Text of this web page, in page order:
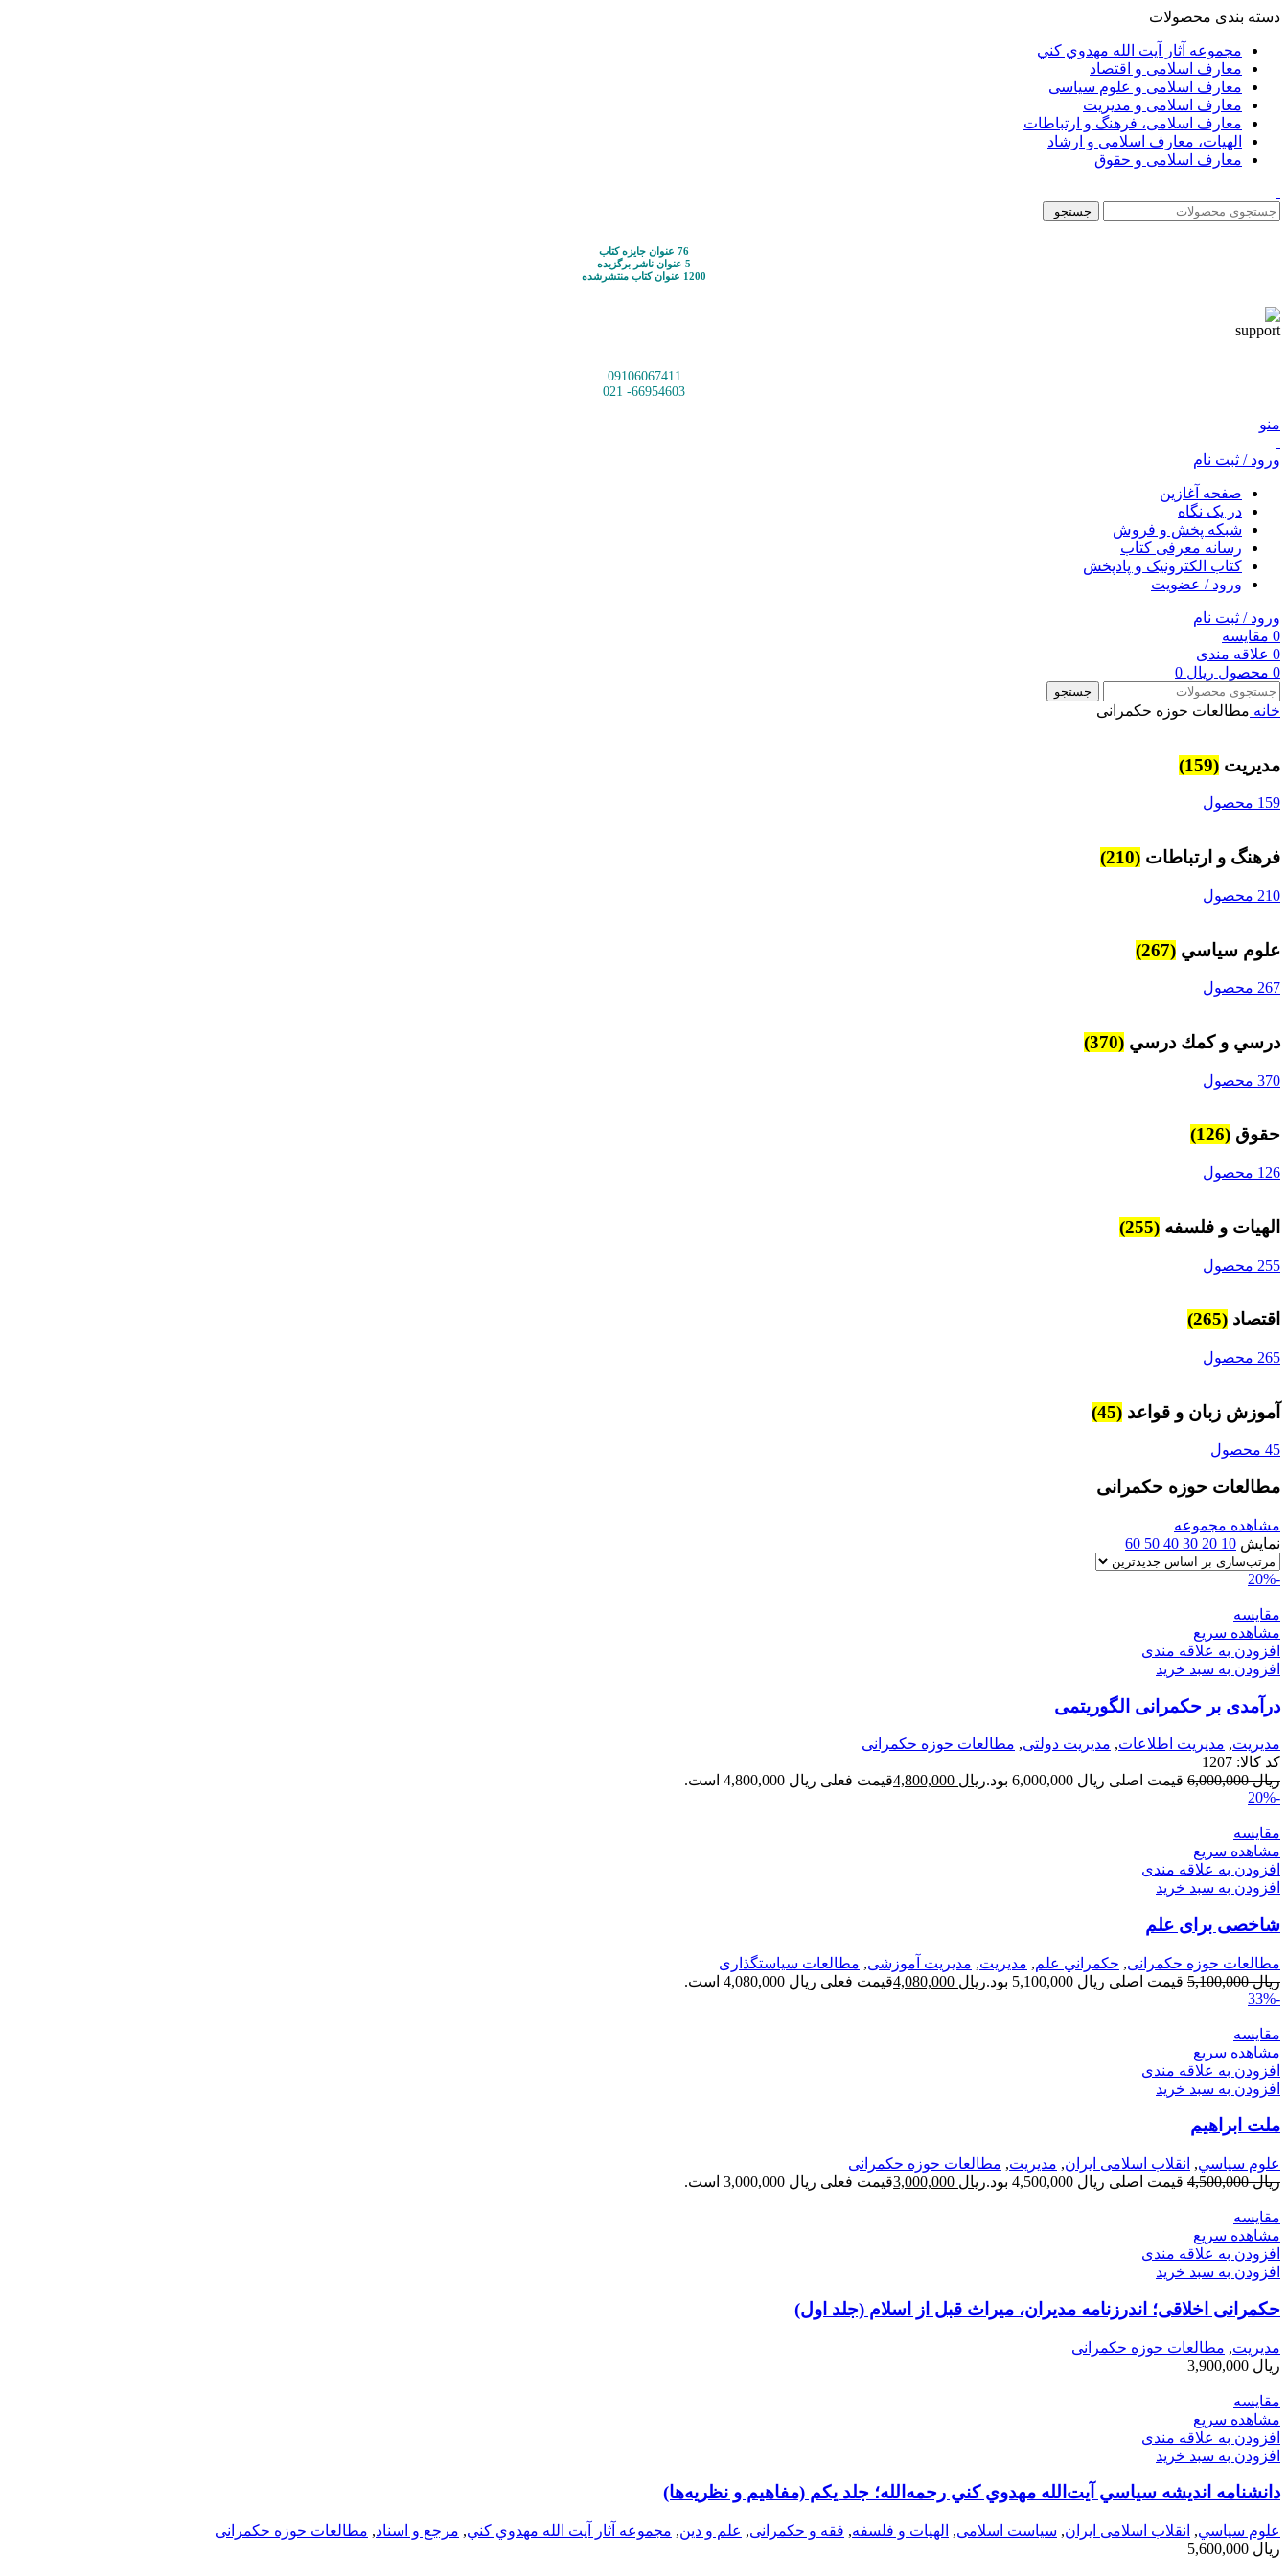
دسته بندی محصولات
مجموعه آثار آيت الله مهدوي كني
معارف اسلامی و اقتصاد
معارف اسلامی و علوم سیاسی
معارف اسلامی و مدیریت
معارف اسلامی، فرهنگ و ارتباطات
الهیات، معارف اسلامی و ارشاد
معارف اسلامی و حقوق
جستجو
76 عنوان جایزه کتاب
5 عنوان ناشر برگزیده
1200 عنوان کتاب منتشرشده
09106067411
66954603- 021
منو
ورود / ثبت نام
صفحه آغازین
در یک نگاه
شبکه پخش و فروش
رسانه معرفی کتاب
کتاب الکترونیک و پادپخش
ورود / عضویت
ورود / ثبت نام
0 مقایسه
0 علاقه مندی
0 محصول ریال
جستجو
خانه مطالعات حوزه حکمرانی
مديريت (159)
159 محصول
فرهنگ و ارتباطات (210)
210 محصول
علوم سياسي (267)
267 محصول
درسي و كمك درسي (370)
370 محصول
حقوق (126)
126 محصول
الهیات و فلسفه (255)
255 محصول
اقتصاد (265)
265 محصول
آموزش زبان و قواعد (45)
45 محصول
مطالعات حوزه حکمرانی
مشاهده مجموعه
نمایش 10
20
30
40
50
60
-20%
مقایسه
مشاهده سریع
افزودن به علاقه مندی
افزودن به سبد خرید
درآمدی بر حکمرانی الگوریتمی
مديريت, مدیریت اطلاعات, مدیریت دولتی, مطالعات حوزه حکمرانی
کد کالا: 1207
ریال6,000,000 قیمت اصلی ریال 6,000,000 بود. ریال
قیمت فعلی ریال 4,800,000 است.
-20%
مقایسه
مشاهده سریع
افزودن به علاقه مندی
افزودن به سبد خرید
شاخصی برای علم
مطالعات حوزه حکمرانی, حكمراني علم, مديريت, مدیریت آموزشی, مطالعات سیاستگذاری
ریال5,100,000 قیمت اصلی ریال 5,100,000 بود. ریال
قیمت فعلی ریال 4,080,000 است.
-33%
مقایسه
مشاهده سریع
افزودن به علاقه مندی
افزودن به سبد خرید
ملت ابراهیم
علوم سياسي, انقلاب اسلامی ایران, مديريت, مطالعات حوزه حکمرانی
ریال4,500,000 قیمت اصلی ریال 4,500,000 بود. ریال قیمت فعلی ریال 3,000,000 است.
مقایسه
مشاهده سریع
افزودن به علاقه مندی
افزودن به سبد خرید
حکمرانی اخلاقی؛ اندرزنامه مدیران، میراث قبل از اسلام (جلد اول)
مديريت, مطالعات حوزه حکمرانی
ریال
مقایسه
مشاهده سریع
افزودن به علاقه مندی
افزودن به سبد خرید
دانشنامه انديشه سياسي آيت‌الله مهدوي كني رحمه‌الله؛ جلد يكم (مفاهيم و نظريه‌ها)
علوم سياسي, انقلاب اسلامی ایران, سیاست اسلامی, الهیات و فلسفه, فقه و حکمرانی, علم و دین, مجموعه آثار آيت الله مهدوي كني, مرجع و اسناد, مطالعات حوزه حکمرانی
ریال